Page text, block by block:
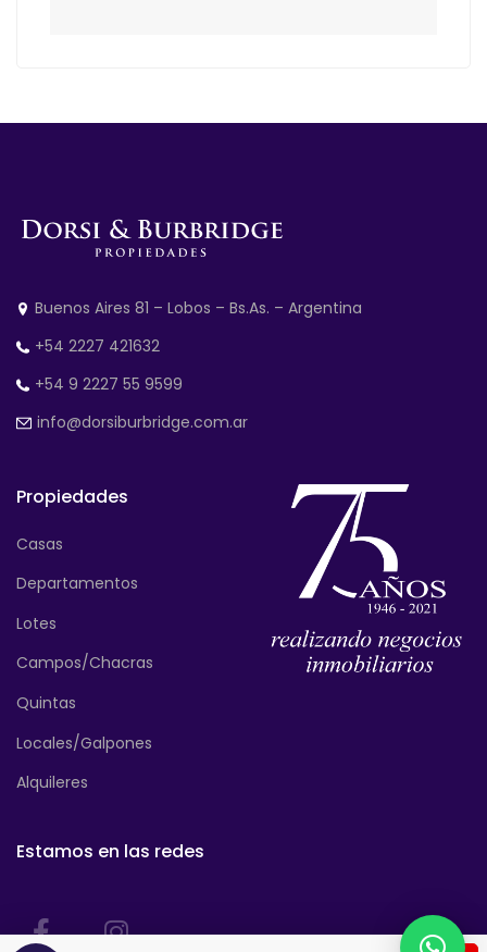
Buenos Aires 81 – Lobos – Bs.As. – Argentina
+54 2227 421632
+54 9 2227 55 9599
info@dorsiburbridge.com.ar
Propiedades
Casas
Departamentos
Lotes
Campos/Chacras
Quintas
Locales/Galpones
Alquileres
Estamos en las redes